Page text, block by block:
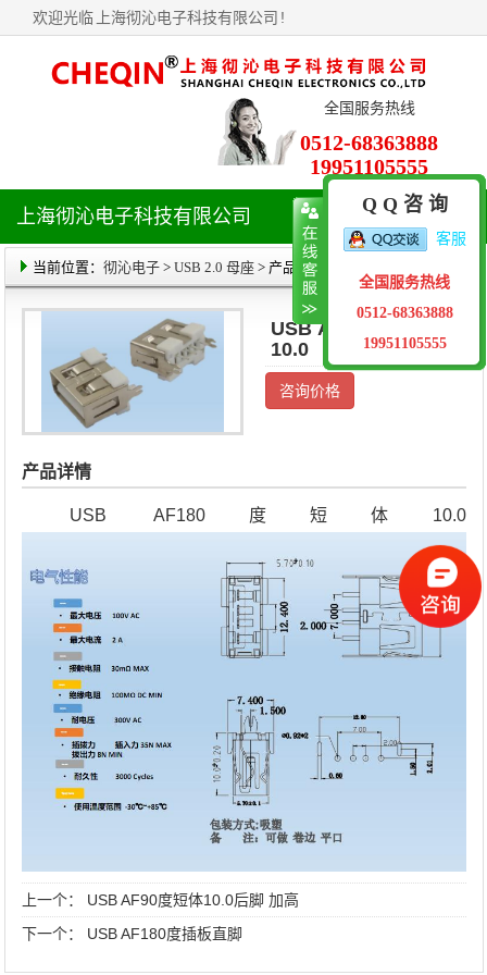
欢迎光临 上海彻沁电子科技有限公司 !
全国服务热线
0512-68363888
19951105555
航
单
上海彻沁电子科技有限公司
当前位置： 彻沁电子> USB 2.0 母座> 产品详情
USB AF180度短体
10.0
咨询价格
产品详情
USB AF180度短体10.0
上一个：
USB AF90度短体10.0后脚 加高
下一个：
USB AF180度插板直脚
Q Q 咨 询
客服
全国服务热线
0512-68363888
19951105555